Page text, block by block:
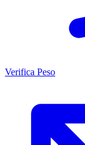
Verifica Peso